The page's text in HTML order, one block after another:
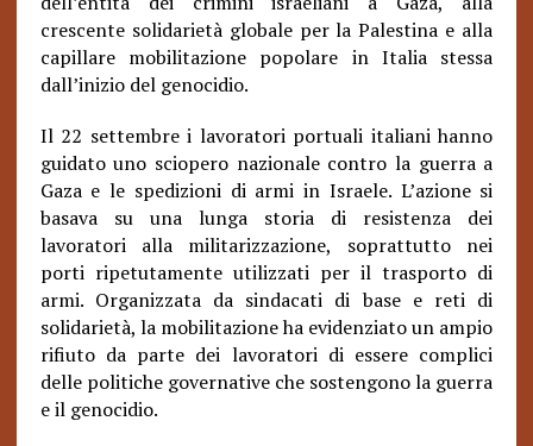
crescente solidarietà globale per la Palestina e alla
capillare mobilitazione popolare in Italia stessa
dall’inizio del genocidio.
Il 22 settembre i lavoratori portuali italiani hanno
guidato uno sciopero nazionale contro la guerra a
Gaza e le spedizioni di armi in Israele. L’azione si
basava su una lunga storia di resistenza dei
lavoratori alla militarizzazione, soprattutto nei
porti ripetutamente utilizzati per il trasporto di
armi. Organizzata da sindacati di base e reti di
solidarietà, la mobilitazione ha evidenziato un ampio
rifiuto da parte dei lavoratori di essere complici
delle politiche governative che sostengono la guerra
e il genocidio.